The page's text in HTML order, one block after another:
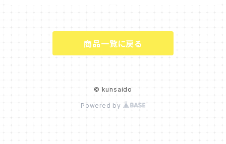
商品一覧に戻る
© kunsaido
Powered by